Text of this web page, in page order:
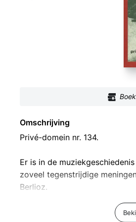
Boek
Omschrijving
Privé-domein nr. 134.
Er is in de
zoveel tegenstrijdige
Berlioz.
Hij heeft vurige